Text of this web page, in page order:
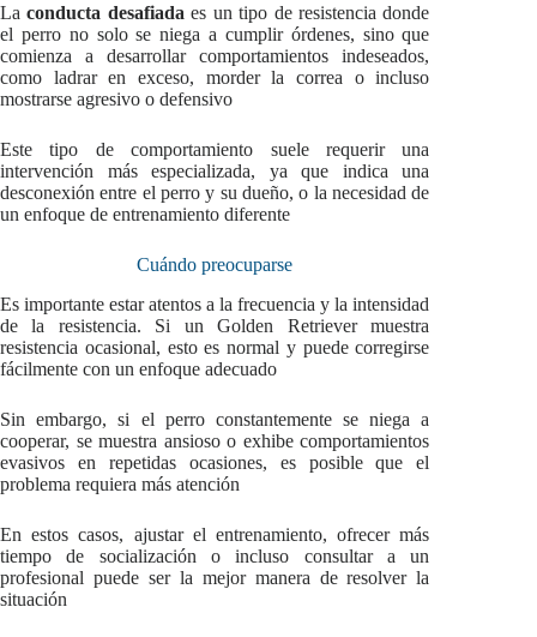
Laconducta desafiada es un tipo de resistencia donde
el perro no solo se niega a cumplir órdenes, sino que
comienza a desarrollar comportamientos indeseados,
como ladrar en exceso, morder la correa o incluso
mostrarse agresivo o defensivo
Este tipo de comportamiento suele requerir una
intervención más especializada, ya que indica una
desconexión entre el perro y su dueño, o la necesidad de
un enfoque de entrenamiento diferente
Cuándo preocuparse
Es importante estar atentos a la frecuencia y la intensidad
de la resistencia. Si un Golden Retriever muestra
resistencia ocasional, esto es normal y puede corregirse
fácilmente con un enfoque adecuado
Sin embargo, si el perro constantemente se niega a
cooperar, se muestra ansioso o exhibe comportamientos
evasivos en repetidas ocasiones, es posible que el
problema requiera más atención
En estos casos, ajustar el entrenamiento, ofrecer más
tiempo de socialización o incluso consultar a un
profesional puede ser la mejor manera de resolver la
situación